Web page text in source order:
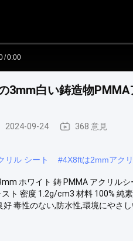
/0:00
3mm白い鋳造物PMMA
2024-09-24 368 意見
リル シート #4X8ftは2mmアク
ホワイト 鋳 PMMA アクリル
ト 密度 1.2g/cm3 材料 100% 純
毒性のない,防水性,環境にやさし